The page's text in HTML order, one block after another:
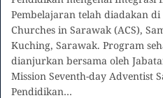
Pembelajaran telah diadakan di
Churches in Sarawak (ACS),
Kuching, Sarawak. Program
dianjurkan bersama oleh
Mission Seventh-day Adventist
Pendidikan…